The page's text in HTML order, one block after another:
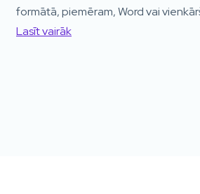
formātā, piemēram, Word vai
Lasīt vairāk